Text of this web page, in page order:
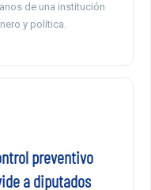
de una institución
y política.
preventivo
a diputados